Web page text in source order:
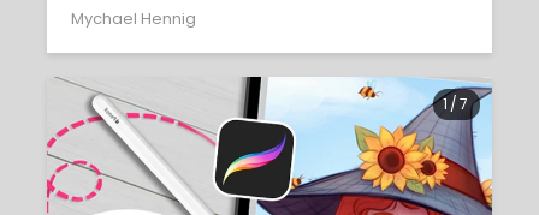
Mychael Hennig
1 /7